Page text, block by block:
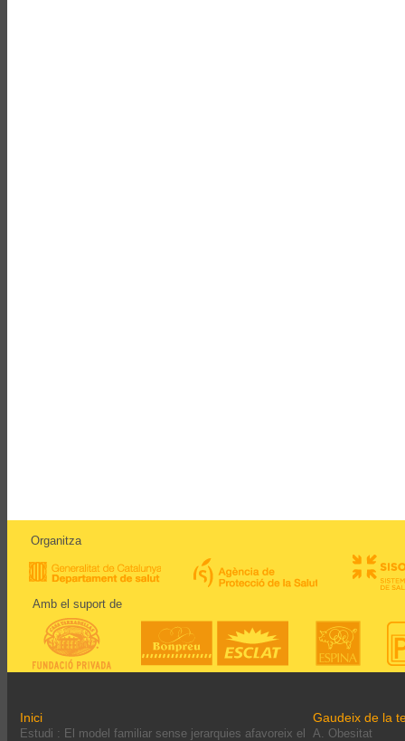
Organitza
Amb el suport de
Inici
Estudi : El model familiar sense jerarquies afavoreix el
Gaudeix de la
A. Obesitat